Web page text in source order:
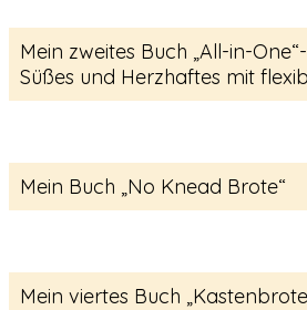
Mein zweites Buch „All-in-
Süßes und Herzhaftes mit
Mein Buch „No Knead Brote“
Mein viertes Buch